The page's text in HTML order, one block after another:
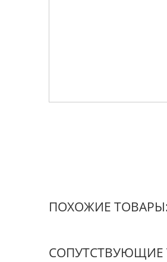
ПОХОЖИЕ ТОВАРЫ:
СОПУТСТВУЮЩИЕ